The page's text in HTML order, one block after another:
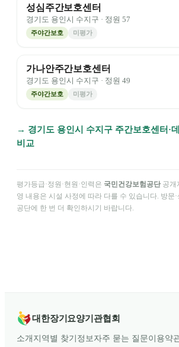
성심주간보호센터
경기도 용인시 수지구 · 정원 57
주야간보호 미평가
가나안주간보호센터
경기도 용인시 수지구 · 정원 49
주야간보호 미평가
→ 경기도 용인시 수지구 주간보호센터·
비교
평가등급·정원·현원·인력은 국민건강보험공단 공개
영 내용은 시설 사정에 따라 다를 수 있습니다. 방문
공단에 한 번 더 확인하시기 바랍니다.
대한장기요양기관협회
소개 지역별 찾기 정보자주 묻는 질문이용약